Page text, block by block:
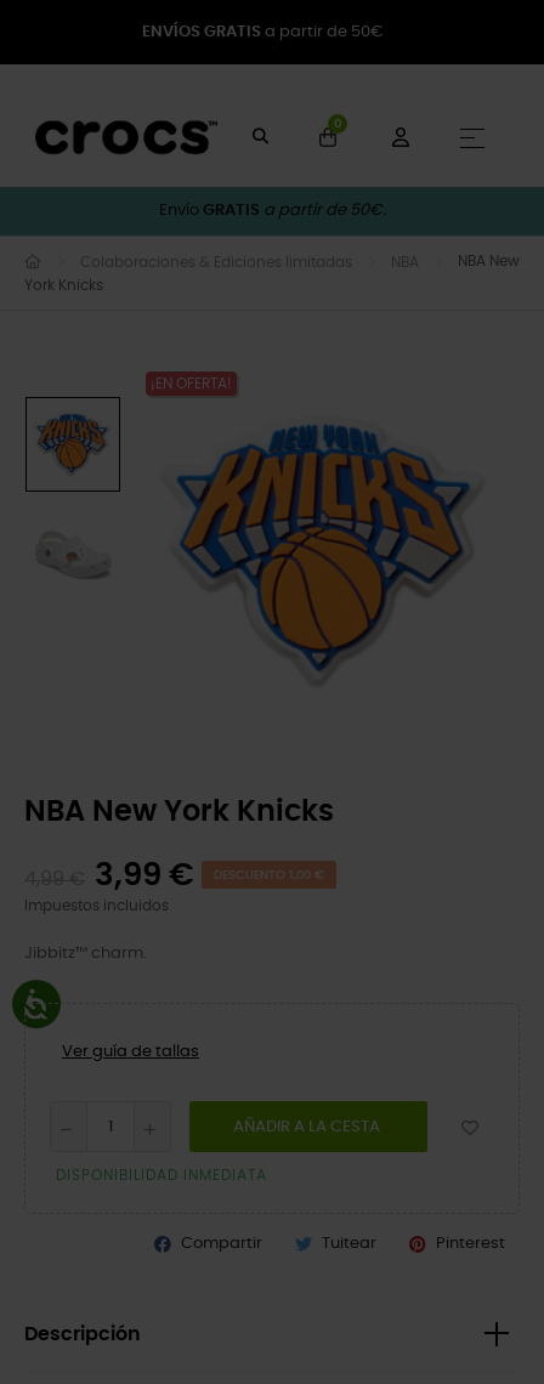
ENVÍOS GRATIS a partir de 50€
0
☰
Envío GRATIS a partir de 50€.
Colaboraciones & Ediciones limitadas NBA
NBA New
York Knicks
¡EN OFERTA!
NBA New York Knicks
3,99 € DESCUENTO 1,00 €
Impuestos incluidos
Jibbitz™ charm.
Ver guía de tallas
AÑADIR A LA CESTA
DISPONIBILIDAD INMEDIATA
Compartir Tuitear Pinterest
Descripción